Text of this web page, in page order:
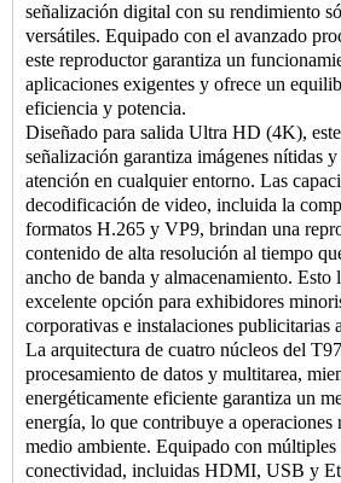
señalización digital con su rendimiento
versátiles. Equipado con el avanzado
este reproductor garantiza un
aplicaciones exigentes y ofrece un
eficiencia y potencia.
Diseñado para salida Ultra HD (4K),
señalización garantiza imágenes nítidas
atención en cualquier entorno. Las
decodificación de video, incluida la
formatos H.265 y VP9, ​​brindan una
contenido de alta resolución al tiempo
ancho de banda y almacenamiento. Esto
excelente opción para exhibidores
corporativas e instalaciones publicitarias
La arquitectura de cuatro núcleos del
procesamiento de datos y multitarea,
energéticamente eficiente garantiza un
energía, lo que contribuye a operaciones
medio ambiente. Equipado con múltiples
conectividad, incluidas HDMI, USB y